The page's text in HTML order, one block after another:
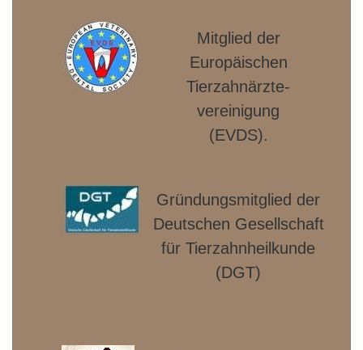
Mitglied der
Europäischen
Tierzahnärzte­
vereinigung
(EVDS).
Gründungsmitglied der
Deut­schen Gesellschaft
für Tierzahnheilkunde
(DGT)